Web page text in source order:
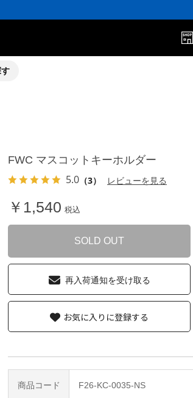
FWC マスコットキーホルダー
5.0 （3） レビューを見る
￥1,540 税込
SOLD OUT
再入荷通知を受け取る
商品コード F26-KC-0035-NS
お気に入りに登録する